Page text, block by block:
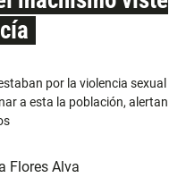
por la violencia sexual
a esta la población, alertan
Flores Alva